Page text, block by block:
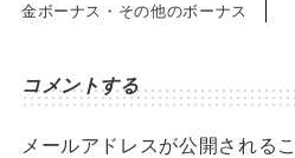
金ボーナス・その他のボーナス
コメントする
メールアドレスが公開される